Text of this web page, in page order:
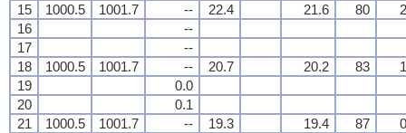
15
1000.5 1001.7 -- 22.4 21.6 80
16
--
17
--
18
1000.5 1001.7 -- 20.7 20.2 83
19
0.0
20
0.1
21
1000.5 1001.7 -- 19.3 19.4 87